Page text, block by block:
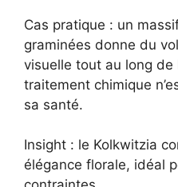
Cas pratique : un
graminées donne du
visuelle tout au long de
traitement chimique
sa santé.
Insight : le Kolkwitzia
élégance florale, idéal